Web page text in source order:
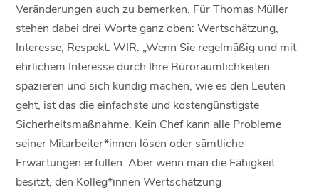
Veränderungen auch zu bemerken. Für Thomas Müller
stehen dabei drei Worte ganz oben: Wertschätzung,
Interesse, Respekt. WIR. „Wenn Sie regelmäßig und mit
ehrlichem Interesse durch Ihre Büroräumlichkeiten
spazieren und sich kundig machen, wie es den Leuten
geht, ist das die einfachste und kostengünstigste
Sicherheitsmaßnahme. Kein Chef kann alle Probleme
seiner Mitarbeiter*innen lösen oder sämtliche
Erwartungen erfüllen. Aber wenn man die Fähigkeit
besitzt, den Kolleg*innen Wertschätzung